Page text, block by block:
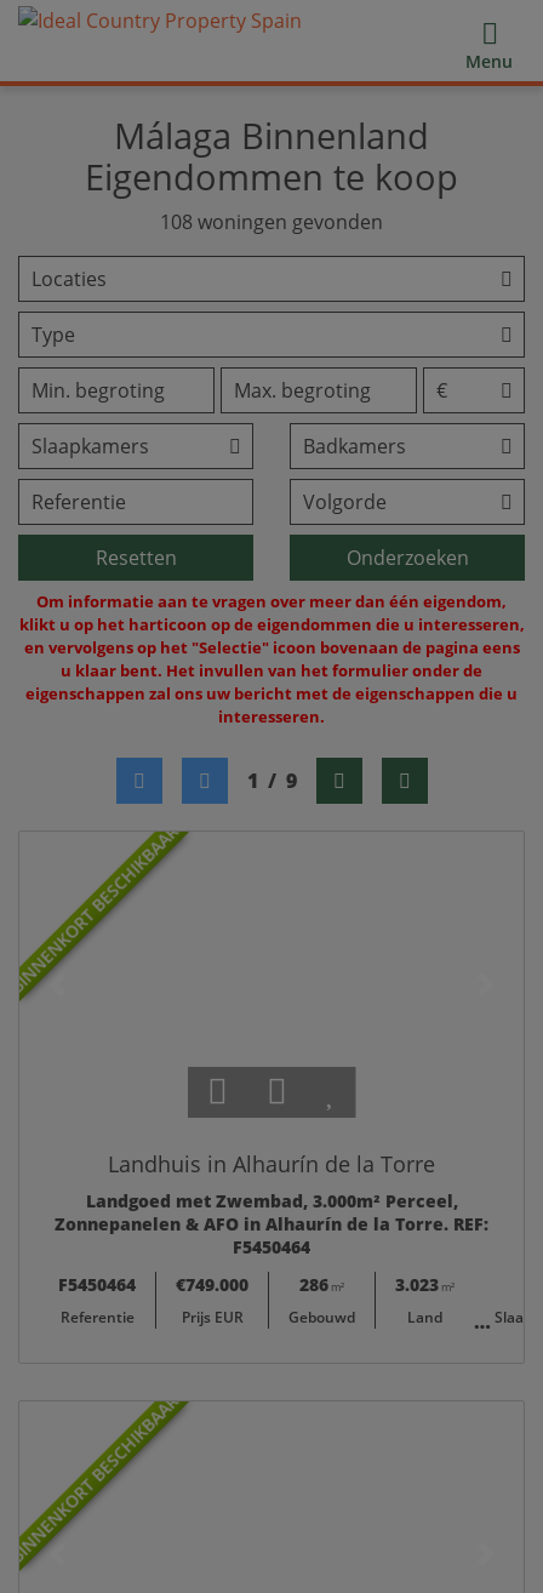
Menu
Málaga Binnenland
Eigendommen te koop
108 woningen gevonden
Resetten Onderzoeken
Om informatie aan te vragen over meer dan één eigendom,
klikt u op het harticoon op de eigendommen die u interesseren,
en vervolgens op het "Selectie" icoon bovenaan de pagina eens
u klaar bent. Het invullen van het formulier onder de
eigenschappen zal ons uw bericht met de eigenschappen die u
interesseren.
1 / 9
BINNENKORT BESCHIKBAAR!
Landhuis in Alhaurín de la Torre
Landgoed met Zwembad, 3.000m² Perceel,
Zonnepanelen & AFO in Alhaurín de la Torre. REF:
F5450464
F5450464
Referentie
€749.000
Prijs EUR
286 m²
Gebouwd
3.023 m²
Land
BINNENKORT BESCHIKBAAR!